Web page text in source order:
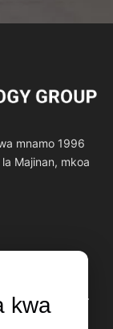
mnamo 1996
Majinan, mkoa
kwa